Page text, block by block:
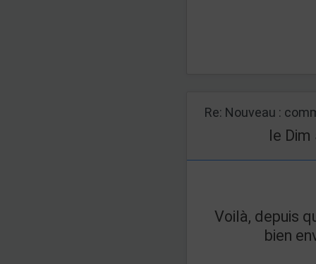
Re: Nouveau :
le Dim
Voilà, depuis
bien